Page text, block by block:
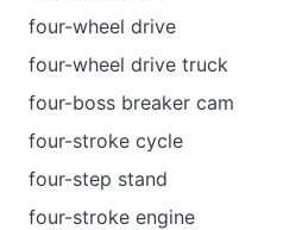
four-wheel drive
four-wheel drive truck
four-boss breaker cam
four-stroke cycle
four-step stand
four-stroke engine